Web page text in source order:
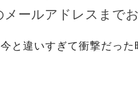
メールアドレスまで
と違いすぎて衝撃だった